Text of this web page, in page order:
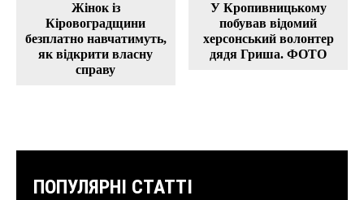
Жінок із
Кіровоградщини
безплатно навчатимуть,
як відкрити власну
справу
У Кропивницькому
побував відомий
херсонський волонтер
дядя Гриша. ФОТО
ПОПУЛЯРНІ СТАТТІ